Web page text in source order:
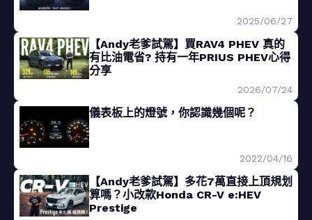
2025/06/27
【Andy老爹試駕】買RAV4 PHEV 真的
有比油電省? 持有一年PRIUS PHEV心得
分享
2026/07/24
儀表板上的燈號，你認識幾個呢？
2022/04/16
【Andy老爹試駕】多花7萬直接上頂規划
算嗎？小改款Honda CR-V e:HEV
Prestige